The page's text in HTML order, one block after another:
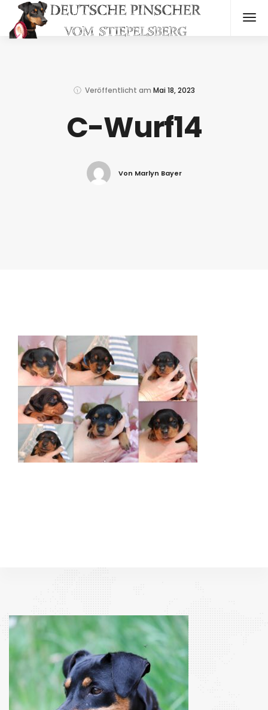
Veröffentlicht am Mai 18, 2023
C-Wurf14
Von Marlyn Bayer